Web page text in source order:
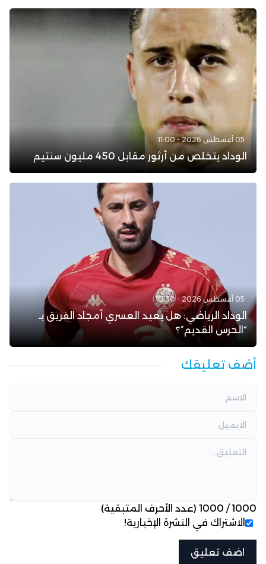
05 أغسطس 2026 - 11:00
الوداد يتخلص من أرثور مقابل 450 مليون سنتيم
05 أغسطس 2026 - 10:30
الوداد الرياضي: هل يعيد العسري أمجاد الفريق بـ
“الحرس القديم”؟
أضف تعليقك
1000
/
1000 (عدد الأحرف المتبقية)
الاشتراك في النشرة الإخبارية!